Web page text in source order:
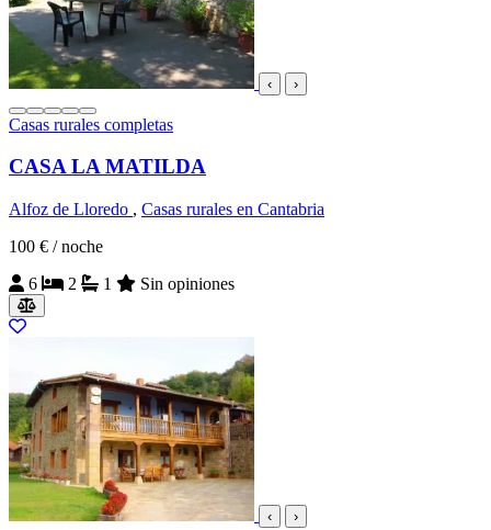
‹ ›
Casas rurales completas
CASA LA MATILDA
Alfoz de Lloredo , Casas rurales en Cantabria
100 € / noche
6
2 1 Sin opiniones
‹ ›